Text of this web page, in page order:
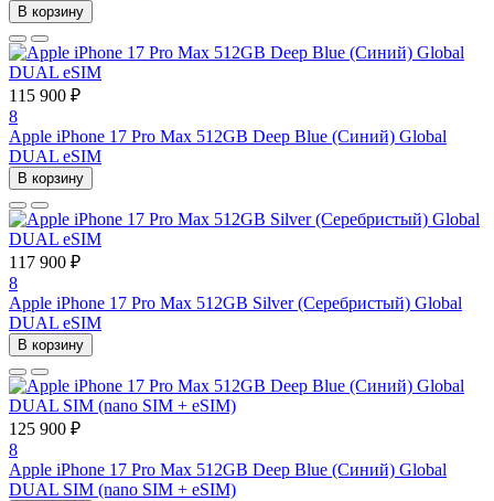
В корзину
115 900 ₽
8
Apple iPhone 17 Pro Max 512GB Deep Blue (Синий) Global
DUAL eSIM
В корзину
117 900 ₽
8
Apple iPhone 17 Pro Max 512GB Silver (Серебристый) Global
DUAL eSIM
В корзину
125 900 ₽
8
Apple iPhone 17 Pro Max 512GB Deep Blue (Синий) Global
DUAL SIM (nano SIM + eSIM)